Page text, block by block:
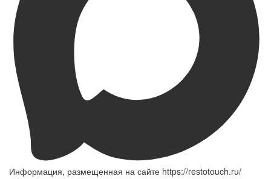
Информация, размещенная на сайте https://restotouch.ru/